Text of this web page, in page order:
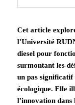
Cet article
l’Université
diesel pour
surmontant les
un pas
écologique. Elle
l’innovation dans